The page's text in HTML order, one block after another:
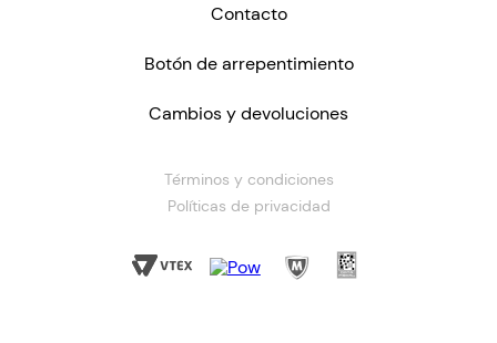
Contacto
Botón de arrepentimiento
Cambios y devoluciones
Términos y condiciones
Políticas de privacidad